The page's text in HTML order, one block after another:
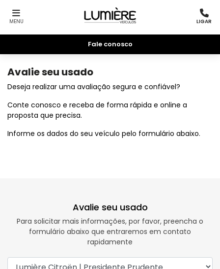
MENU LIGAR
Fale conosco
Avalie seu usado
Deseja realizar uma avaliação segura e confiável?
Conte conosco e receba de forma rápida e online a
proposta que precisa.
Informe os dados do seu veículo pelo formulário abaixo.
Avalie seu usado
Para solicitar mais informações, por favor, preencha o
formulário abaixo que entraremos em contato
rapidamente